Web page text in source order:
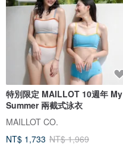
特別限定 MAILLOT 10週年 My
Summer 兩截式泳衣
MAILLOT CO.
NT$ 1,733 NT$ 1,969